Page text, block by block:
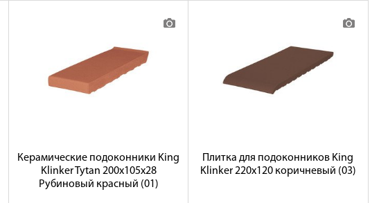
Керамические подоконники King
Klinker Tytan 200x105x28
Рубиновый красный (01)
Плитка для подоконников King
Klinker 220х120 коричневый (03)